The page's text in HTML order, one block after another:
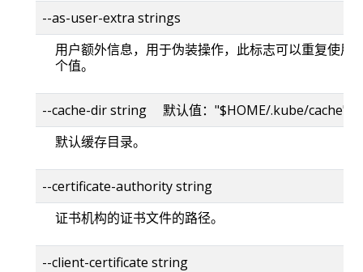
--as-user-extra strings
用户额外信息，用于伪装操作，此标志可以重复使用
个值。
--cache-dir string 默认值："$HOME/.kube/cache"
默认缓存目录。
--certificate-authority string
证书机构的证书文件的路径。
--client-certificate string